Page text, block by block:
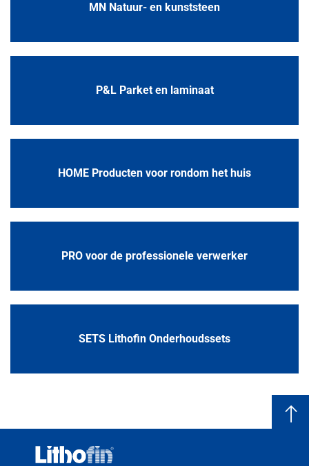
MN Natuur- en kunststeen
P&L Parket en laminaat
HOME Producten voor rondom het huis
PRO voor de professionele verwerker
SETS Lithofin Onderhoudssets